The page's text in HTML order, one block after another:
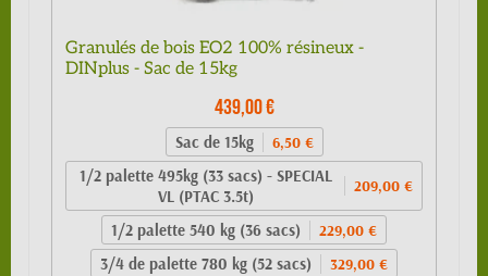
Granulés de bois EO2 100% résineux -
DINplus - Sac de 15kg
439,00 €
Sac de 15kg 6,50 €
1/2 palette 495kg (33 sacs) - SPECIAL
VL (PTAC 3.5t)
209,00 €
1/2 palette 540 kg (36 sacs) 229,00 €
3/4 de palette 780 kg (52 sacs) 329,00 €